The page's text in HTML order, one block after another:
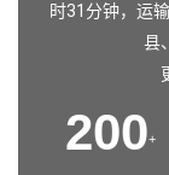
时31分钟，运
县、
200+